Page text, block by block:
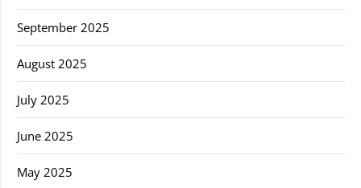
September 2025
August 2025
July 2025
June 2025
May 2025